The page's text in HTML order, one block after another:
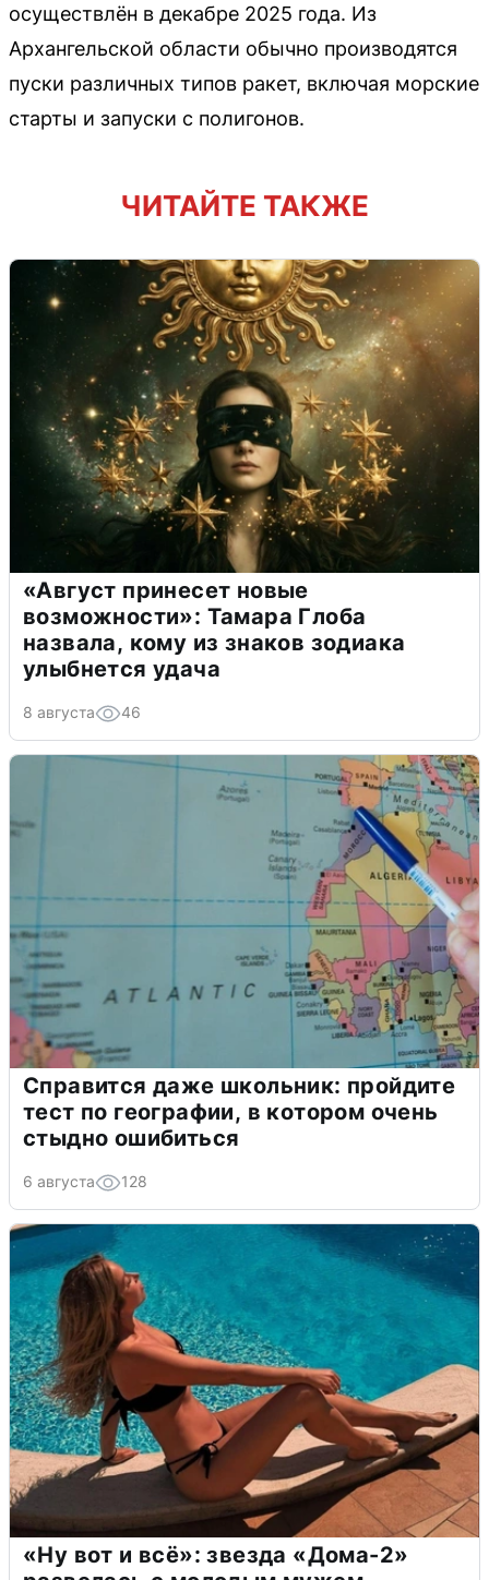
осуществлён в декабре 2025 года. Из
Архангельской области обычно производятся
пуски различных типов ракет, включая морские
старты и запуски с полигонов.
ЧИТАЙТЕ ТАКЖЕ
«Август принесет новые
возможности»: Тамара Глоба
назвала, кому из знаков зодиака
улыбнется удача
8 августа 46
Справится даже школьник: пройдите
тест по географии, в котором очень
стыдно ошибиться
6 августа 128
«Ну вот и всё»: звезда «Дома-2»